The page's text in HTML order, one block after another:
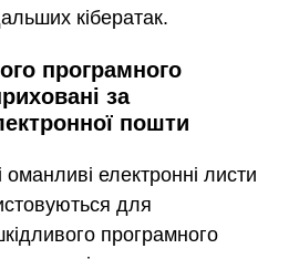
кібератак.
програмного
за
пошти
оманливі електронні листи
для
програмного